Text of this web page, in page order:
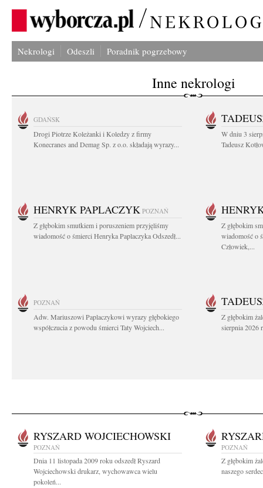
Nekrologi Odeszli Poradnik pogrzebowy
Inne nekrologi
GDAŃSK
Drogi Piotrze Koleżanki i Koledzy z firmy
Konecranes and Demag Sp. z o.o. składają wyrazy...
W dniu 3
Tadeusz
HENRYK PAPLACZYK POZNAŃ
Z głębokim smutkiem i poruszeniem przyjęliśmy
wiadomość o śmierci Henryka Paplaczyka Odszedł...
Z głębokim
wiadomość o
Człowiek,...
POZNAŃ
Adw. Mariuszowi Paplaczykowi wyrazy głębokiego
współczucia z powodu śmierci Taty Wojciech...
Z głębokim
sierpnia 2026
RYSZARD WOJCIECHOWSKI
POZNAŃ
Dnia 11 listopada 2009 roku odszedł Ryszard
Wojciechowski drukarz, wychowawca wielu
pokoleń...
POZNAŃ
Z głębokim
naszego